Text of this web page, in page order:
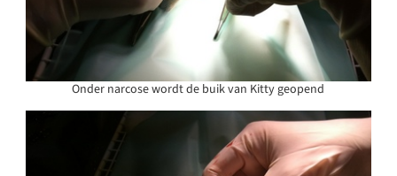
Onder narcose wordt de buik van Kitty geopend